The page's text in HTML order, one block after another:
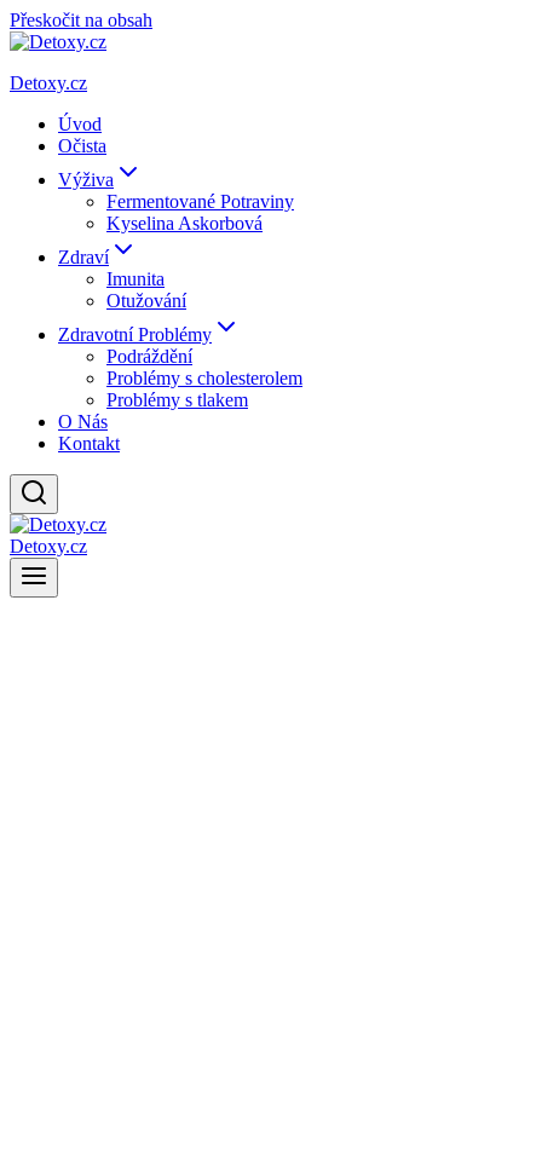
Přeskočit na obsah
Detoxy.cz
Úvod
Očista
Výživa
Fermentované Potraviny
Kyselina Askorbová
Zdraví
Imunita
Otužování
Zdravotní Problémy
Podráždění
Problémy s cholesterolem
Problémy s tlakem
O Nás
Kontakt
Detoxy.cz